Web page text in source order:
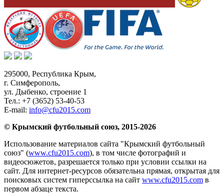
295000, Республика Крым,
г. Симферополь,
ул. Дыбенко, строение 1
Тел.: +7 (3652) 53-40-53
E-mail: info@cfu2015.com
© Крымский футбольный союз, 2015-2026
Использование материалов сайта "Крымский футбольный
союз" (www.cfu2015.com), в том числе фотографий и
видеосюжетов, разрешается только при условии ссылки на
сайт. Для интернет-ресурсов обязательна прямая, открытая для
поисковых систем гиперссылка на сайт www.cfu2015.com в
первом абзаце текста.